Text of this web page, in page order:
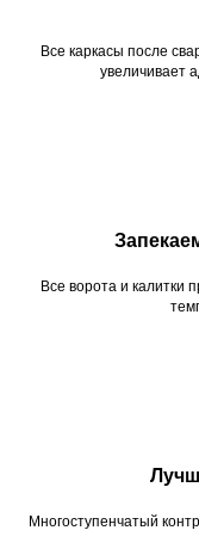
Все каркасы после
увеличивает
Все ворота и калитки
Многоступенчатый